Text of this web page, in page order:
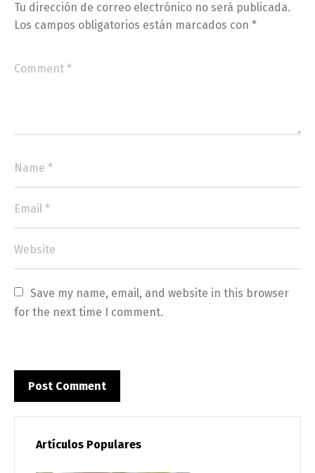
Tu dirección de correo electrónico no será publicada.
Los campos obligatorios están marcados con *
Save my name, email, and website in this browser
for the next time I comment.
Artículos Populares